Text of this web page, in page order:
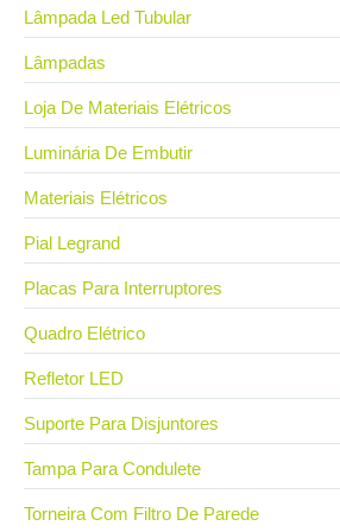
Lâmpada Led Tubular
Lâmpadas
Loja De Materiais Elétricos
Luminária De Embutir
Materiais Elétricos
Pial Legrand
Placas Para Interruptores
Quadro Elétrico
Refletor LED
Suporte Para Disjuntores
Tampa Para Condulete
Torneira Com Filtro De Parede